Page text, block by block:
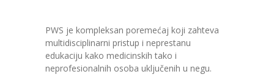
PWS je kompleksan poremećaj koji zahteva
multidisciplinarni pristup i neprestanu
edukaciju kako medicinskih tako i
neprofesionalnih osoba uključenih u negu.